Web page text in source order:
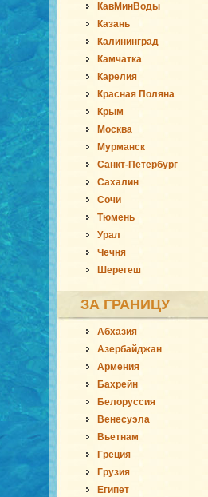
КавМинВоды
Казань
Калининград
Камчатка
Карелия
Красная Поляна
Крым
Москва
Мурманск
Санкт-Петербург
Сахалин
Сочи
Тюмень
Урал
Чечня
Шерегеш
ЗА ГРАНИЦУ
Абхазия
Азербайджан
Армения
Бахрейн
Белоруссия
Венесуэла
Вьетнам
Греция
Грузия
Египет